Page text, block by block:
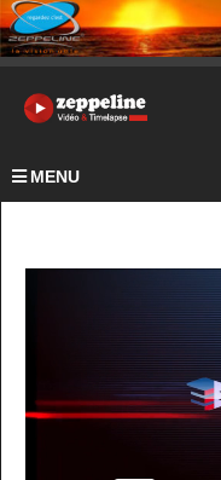
MENU